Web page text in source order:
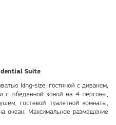
Suite
king-size, гостиной с диваном,
с обеденной зоной на 4 персоны,
гостевой туалетной комнаты,
океан. Максимальное размещение